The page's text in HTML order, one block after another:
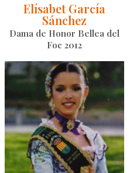
Elísabet García
Sánchez
Dama de Honor Bellea del
Foc 2012